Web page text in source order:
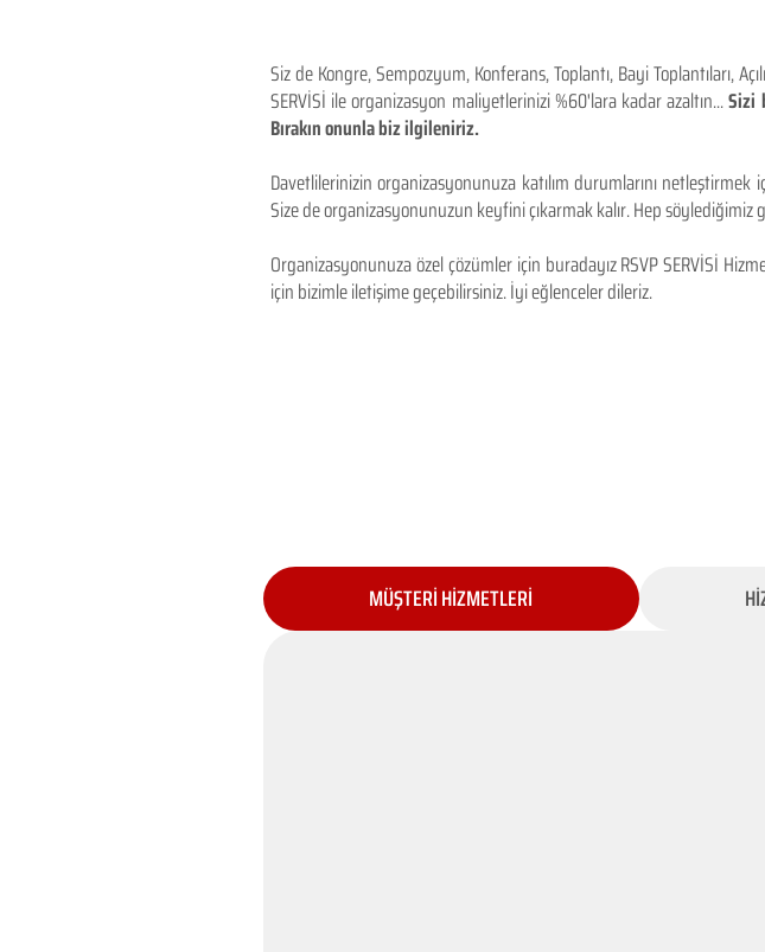
Siz de Kongre, Sempozyum, Konferans, Toplantı, Bayi Toplantıları,
SERVİSİ ile organizasyon maliyetlerinizi %60'lara kadar azaltın...Sizi
Bırakın onunla biz ilgileniriz.
Davetlilerinizin organizasyonunuza katılım durumlarını netleştirmek
Size de organizasyonunuzun keyfini çıkarmak kalır. Hep söylediğimiz
Organizasyonunuza özel çözümler için buradayız RSVP SERVİSİ
için bizimle iletişime geçebilirsiniz. İyi eğlenceler dileriz.
MÜŞTERİ HİZMETLERİ